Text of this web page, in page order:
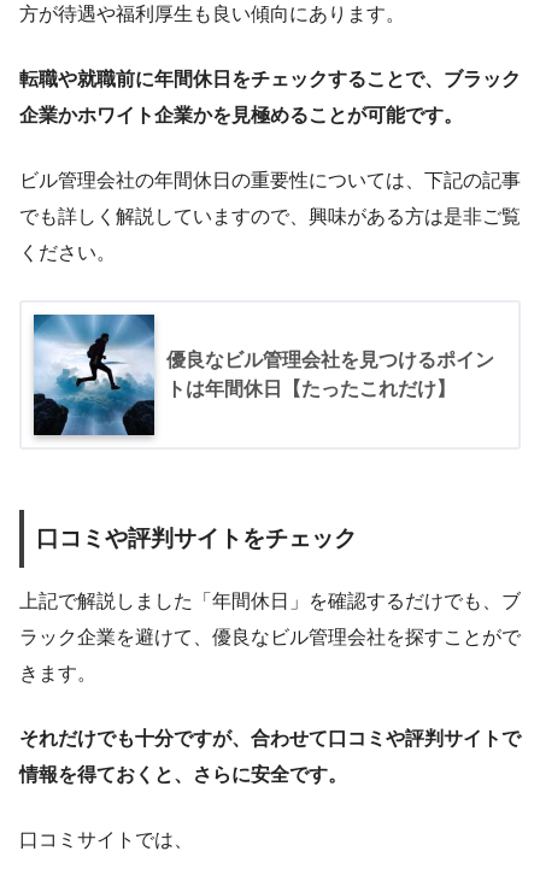
方が待遇や福利厚生も良い傾向にあります。
転職や就職前に年間休日をチェックすることで、ブラック
企業かホワイト企業かを見極めることが可能です。
ビル管理会社の年間休日の重要性については、下記の記事
でも詳しく解説していますので、興味がある方は是非ご覧
ください。
優良なビル管理会社を見つけるポイン
トは年間休日【たったこれだけ】
口コミや評判サイトをチェック
上記で解説しました「年間休日」を確認するだけでも、ブ
ラック企業を避けて、優良なビル管理会社を探すことがで
きます。
それだけでも十分ですが、合わせて口コミや評判サイトで
情報を得ておくと、さらに安全です。
口コミサイトでは、